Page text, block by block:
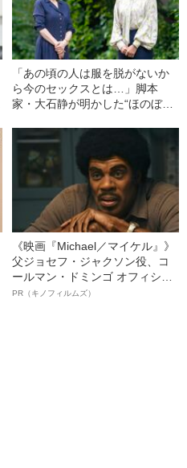
「あの頃の人は服を脱がないか
ら今のセックスとは…」脚本
家・大石静が明かした“ほのぼの
る君へ』〉
《映画『Michael／マイケル』》
父ジョセフ・ジャクソン役、コ
ールマン・ドミンゴ オフィシャ
ルインタビュー“観客を魅了した
PR（キノフィルムズ）